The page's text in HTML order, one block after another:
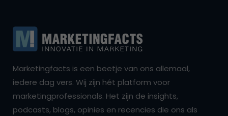
Marketingfacts is een beetje van ons allemaal,
iedere dag vers. Wij zijn hét platform voor
marketingprofessionals. Het zijn de insights,
podcasts, blogs, opinies en recencies die ons als